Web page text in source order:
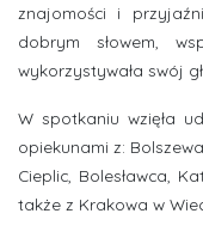
znajomości i
dobrym słowem,
wykorzystywała swój
W spotkaniu wzięła
opiekunami z:
Cieplic, Bolesławca,
także z Krakowa w